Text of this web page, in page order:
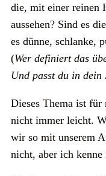
die, mit einer reinen
aussehen? Sind es
es dünne, schlanke,
(Wer definiert das
Und passt du in dein
Dieses Thema ist
nicht immer leicht.
wir so mit unserem
nicht, aber ich kenne